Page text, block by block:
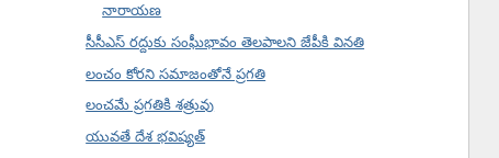
నారాయణ
సీసీఎస్ రద్దుకు సంఘీభావం తెలపాలని జేపీకి వినతి
లంచం కోరని సమాజంతోనే ప్రగతి
లంచమే ప్రగతికి శత్రువు
యువతే దేశ భవిష్యత్